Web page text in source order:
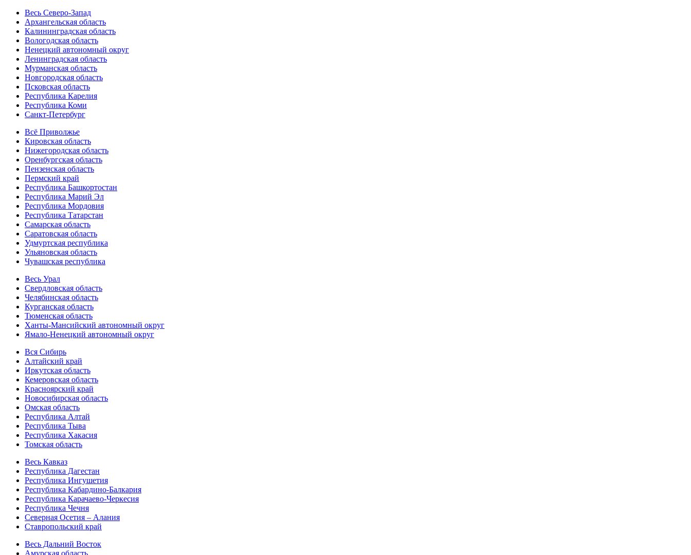
Весь Северо-Запад
Архангельская область
Калининградская область
Вологодская область
Ненецкий автономный округ
Ленинградская область
Мурманская область
Новгородская область
Псковская область
Республика Карелия
Республика Коми
Санкт-Петербург
Всё Приволжье
Кировская область
Нижегородская область
Оренбургская область
Пензенская область
Пермский край
Республика Башкортостан
Республика Марий Эл
Республика Мордовия
Республика Татарстан
Самарская область
Саратовская область
Удмуртская республика
Ульяновская область
Чувашская республика
Весь Урал
Свердловская область
Челябинская область
Курганская область
Тюменская область
Ханты-Мансийский автономный округ
Ямало-Ненецкий автономный округ
Вся Сибирь
Алтайский край
Иркутская область
Кемеровская область
Красноярский край
Новосибирская область
Омская область
Республика Алтай
Республика Тыва
Республика Хакасия
Томская область
Весь Кавказ
Республика Дагестан
Республика Ингушетия
Республика Кабардино-Балкария
Республика Карачаево-Черкесия
Республика Чечня
Северная Осетия – Алания
Ставропольский край
Весь Дальний Восток
Амурская область